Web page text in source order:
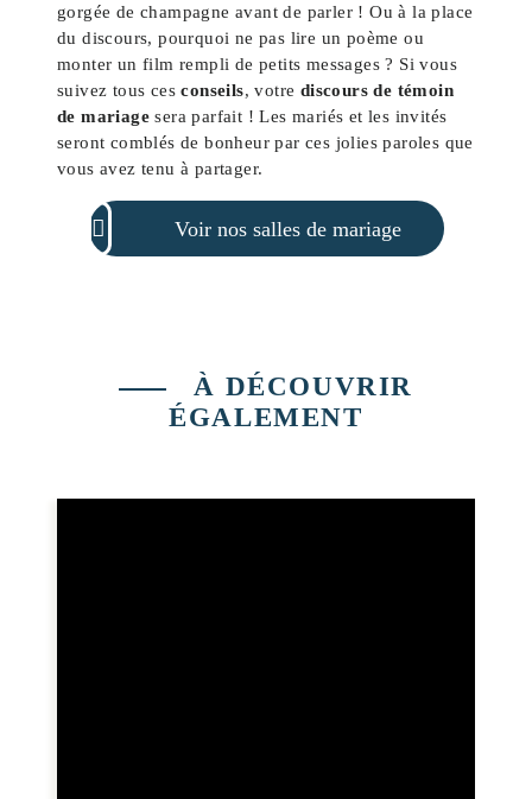
gorgée de champagne avant de parler ! Ou à la place
du discours, pourquoi ne pas lire un poème ou
monter un film rempli de petits messages ? Si vous
suivez tous ces conseils, votre discours de témoin
de mariage sera parfait ! Les mariés et les invités
seront comblés de bonheur par ces jolies paroles que
vous avez tenu à partager.
Voir nos salles de mariage
À DÉCOUVRIR
ÉGALEMENT